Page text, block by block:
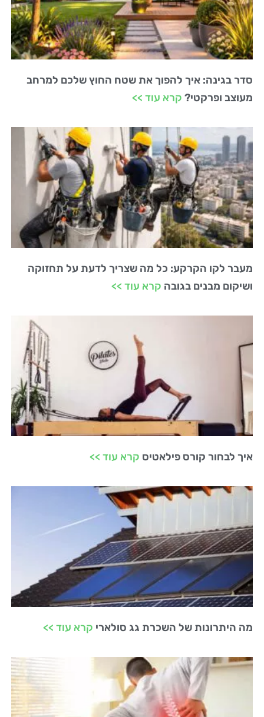
סדר בגינה: איך להפוך את שטח החוץ שלכם למרחב
מעוצב ופרקטי? קרא עוד >>
מעבר לקו הקרקע: כל מה שצריך לדעת על תחזוקה
ושיקום מבנים בגובה קרא עוד >>
איך לבחור קורס פילאטיס קרא עוד >>
מה היתרונות של השכרת גג סולארי קרא עוד >>